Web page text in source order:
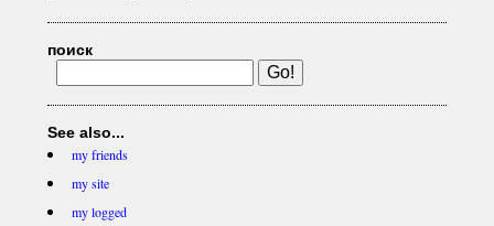
поиск
See also...
my friends
my site
my logged